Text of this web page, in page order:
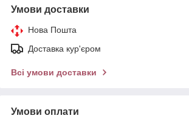
Умови доставки
Нова Пошта
Доставка кур'єром
Всі умови доставки
Умови оплати